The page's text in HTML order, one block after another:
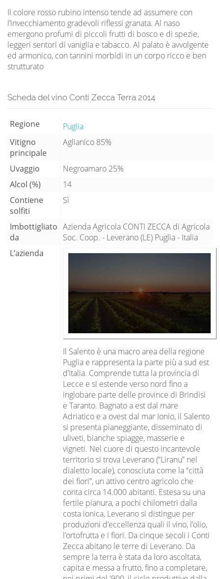
Il colore rosso rubino intenso tende ad assumere con
l’invecchiamento gradevoli riflessi granata. Al naso
emergono profumi di piccoli frutti di bosco e di spezie,
leggeri sentori di vaniglia e tabacco. Al palato è avvolgente
ed armonico, con tannini morbidi in un corpo ricco e ben
strutturato
Scheda del vino Conti Zecca Terra 2014
Regione
Puglia
Vitigno
principale
Aglianico 85%
Uvaggio
Negroamaro 25%
Alcol (%)
14
Contiene
solfiti
Sì
Imbottigliato
da
Azienda Agricola CONTI ZECCA di Agricola
Soc. Coop. - Leverano (LE) Puglia - Italia
L’azienda
Il Salento è una macro area della regione
Puglia e rappresenta la parte più a sud est
d’Italia. Comprende tutta la provincia di
Lecce e si estende verso nord fino a
inglobare parte delle province di Brindisi
e Taranto. Bagnato a est dal mare
Adriatico e a ovest dal mar Ionio, il Salento
si presenta pianeggiante, disseminato di
uliveti, bianche spiagge, masserie e
vigneti. Nel cuore di questo incantevole
territorio si trova Leverano (“Liranu” nel
dialetto locale), conosciuta come la “città
dei fiori”, un attivo centro agricolo che
conta circa 14.000 abitanti. Estesa su una
fertile pianura, a pochi chilometri dalla
costa ionica, Leverano si distingue per
produzioni d’eccellenza quali il vino, l’olio,
l’ortofrutta e i fiori. Da cinque secoli i Conti
Zecca abitano le terre di Leverano. Da
sempre la terra è stata da loro ascoltata,
capita e messa a frutto, fino a completare,